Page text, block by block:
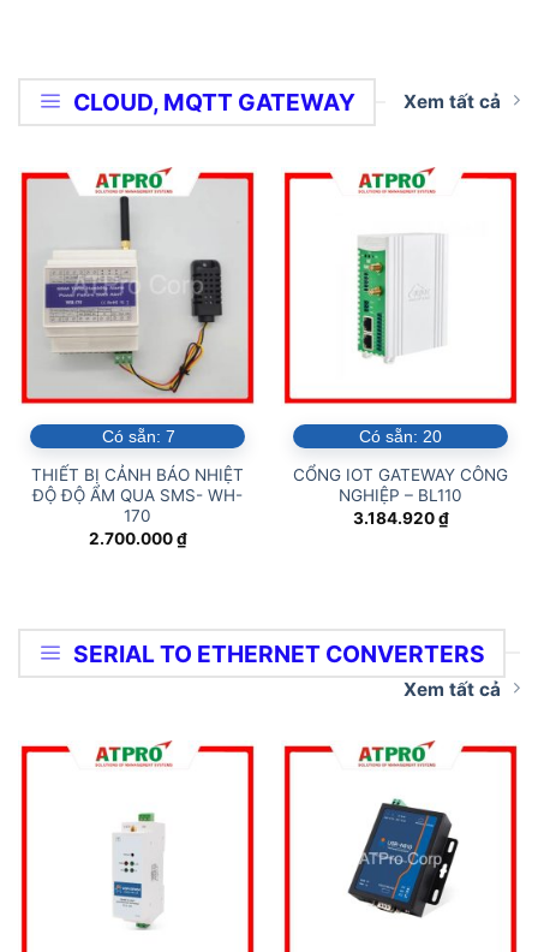
CLOUD, MQTT GATEWAY Xem tất cả
Có sẵn: 7
THIẾT BỊ CẢNH BÁO NHIỆT
ĐỘ ĐỘ ẨM QUA SMS- WH-
170
2.700.000₫
Có sẵn: 20
CỔNG IOT GATEWAY CÔNG
NGHIỆP – BL110
3.184.920₫
SERIAL TO ETHERNET CONVERTERS
Xem tất cả